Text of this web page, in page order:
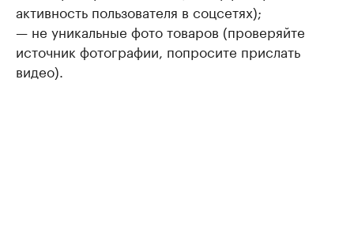
активность пользователя в соцсетях);
— не уникальные фото товаров (проверяйте
источник фотографии, попросите прислать
видео).